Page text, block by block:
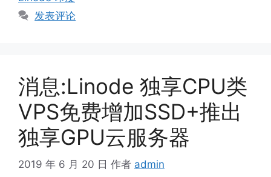
发表评论
消息:Linode 独享CPU类
VPS免费增加SSD+推出
独享GPU云服务器
2019 年 6 月 20 日 作者 admin